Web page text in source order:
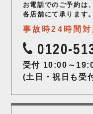
お電話でのご予約は
各店舗にて承ります。
事故時24時間対
0120-
受付 10:00～
(土日・祝日も受